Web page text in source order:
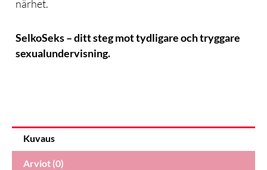
närhet.
SelkoSeks – ditt steg mot tydligare och tryggare
sexualundervisning.
Kuvaus
Arviot (0)